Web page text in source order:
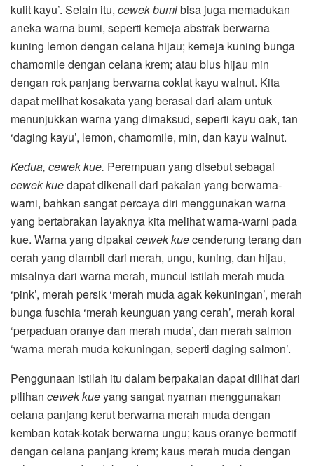
kulit kayu’. Selain itu, cewek bumibisa juga memadukan
aneka warna bumi, seperti kemeja abstrak berwarna
kuning lemon dengan celana hijau; kemeja kuning bunga
chamomile dengan celana krem; atau blus hijau min
dengan rok panjang berwarna coklat kayu walnut. Kita
dapat melihat kosakata yang berasal dari alam untuk
menunjukkan warna yang dimaksud, seperti kayu oak, tan
‘daging kayu’, lemon, chamomile, min, dan kayu walnut.
Kedua, cewek kue. Perempuan yang disebut sebagai
cewek kuedapat dikenali dari pakaian yang berwarna-
warni, bahkan sangat percaya diri menggunakan warna
yang bertabrakan layaknya kita melihat warna-warni pada
kue. Warna yang dipakai cewek kuecenderung terang dan
cerah yang diambil dari merah, ungu, kuning, dan hijau,
misalnya dari warna merah, muncul istilah merah muda
‘pink’, merah persik ‘merah muda agak kekuningan’, merah
bunga fuschia ‘merah keunguan yang cerah’, merah koral
‘perpaduan oranye dan merah muda’, dan merah salmon
‘warna merah muda kekuningan, seperti daging salmon’.
Penggunaan istilah itu dalam berpakaian dapat dilihat dari
pilihan cewek kueyang sangat nyaman menggunakan
celana panjang kerut berwarna merah muda dengan
kemban kotak-kotak berwarna ungu; kaus oranye bermotif
dengan celana panjang krem; kaus merah muda dengan